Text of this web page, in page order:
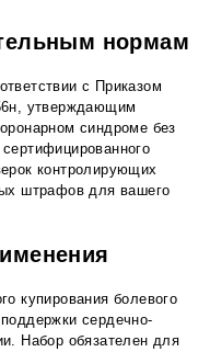
нормам
с Приказом
утверждающим
синдроме без
контролирующих
штрафов для вашего
купирования болевого
сердечно-
Набор обязателен для